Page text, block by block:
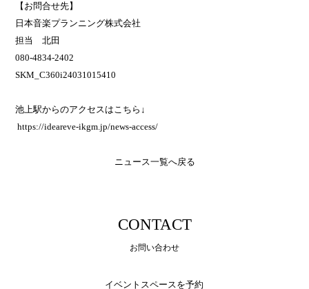
【お問合せ先】
日本音楽プランニング株式会社
担当 北田
080-4834-2402
SKM_C360i24031015410
池上駅からのアクセスはこちら↓
https://ideareve-ikgm.jp/news-access/
ニュース一覧へ戻る
CONTACT
お問い合わせ
イベントスペースを予約